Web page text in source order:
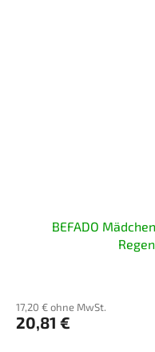
BEFADO
17,20 € ohne MwSt.
20,81 €